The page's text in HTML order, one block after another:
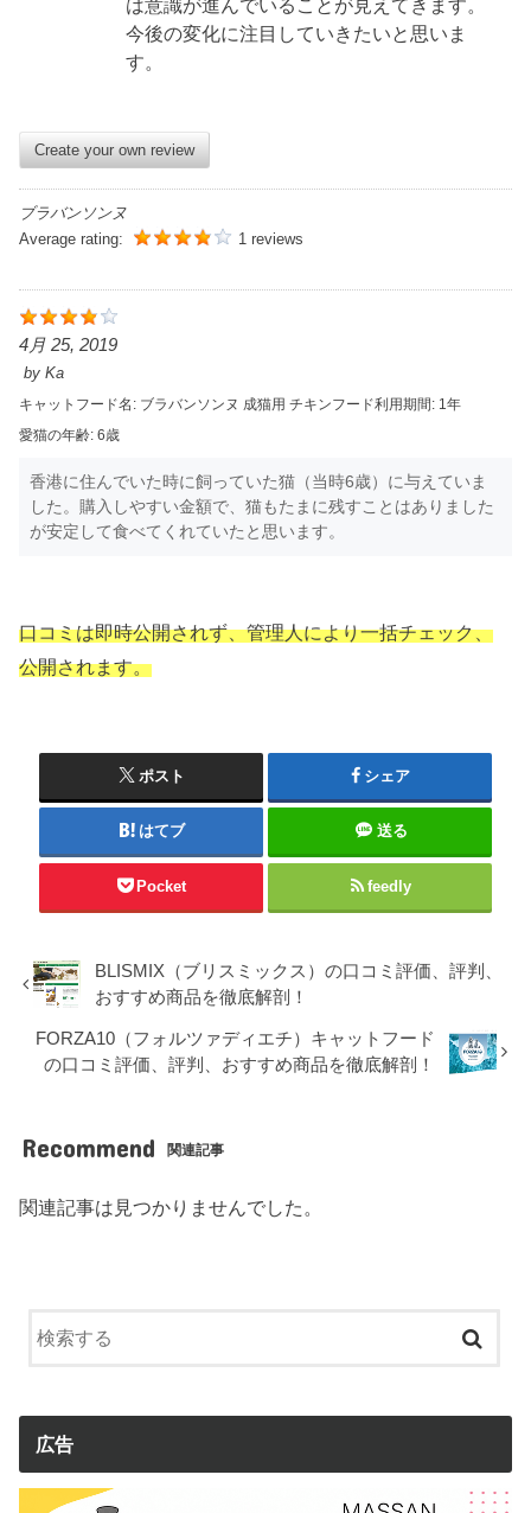
は意識が進んでいることが見えてきます。
今後の変化に注目していきたいと思いま
す。
Create your own review
ブラバンソンヌ
Average rating:
1 reviews
4月 25, 2019
byKa
キャットフード名: ブラバンソンヌ 成猫用 チキンフード利用期間: 1年
愛猫の年齢: 6歳
香港に住んでいた時に飼っていた猫（当時6歳）に与えていま
した。購入しやすい金額で、猫もたまに残すことはありました
が安定して食べてくれていたと思います。
口コミは即時公開されず、管理人により一括チェック、
公開されます。
ポスト シェア
はてブ 送る
Pocket feedly
BLISMIX（ブリスミックス）の口コミ評価、評判、
おすすめ商品を徹底解剖！
FORZA10（フォルツァディエチ）キャットフード
の口コミ評価、評判、おすすめ商品を徹底解剖！
Recommend 関連記事
関連記事は見つかりませんでした。
広告